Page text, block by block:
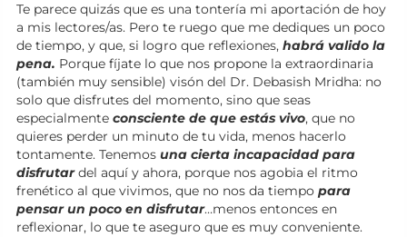
Te parece quizás que es una tontería mi aportación de hoy
a mis lectores/as. Pero te ruego que me dediques un poco
de tiempo, y que, si logro que reflexiones, habrá valido la
pena. Porque fíjate lo que nos propone la extraordinaria
(también muy sensible) visón del Dr. Debasish Mridha: no
solo que disfrutes del momento, sino que seas
especialmente consciente de que estás vivo, que no
quieres perder un minuto de tu vida, menos hacerlo
tontamente. Tenemos una cierta incapacidad para
disfrutardel aquí y ahora, porque nos agobia el ritmo
frenético al que vivimos, que no nos da tiempo para
pensar un poco en disfrutar…menos entonces en
reflexionar, lo que te aseguro que es muy conveniente.